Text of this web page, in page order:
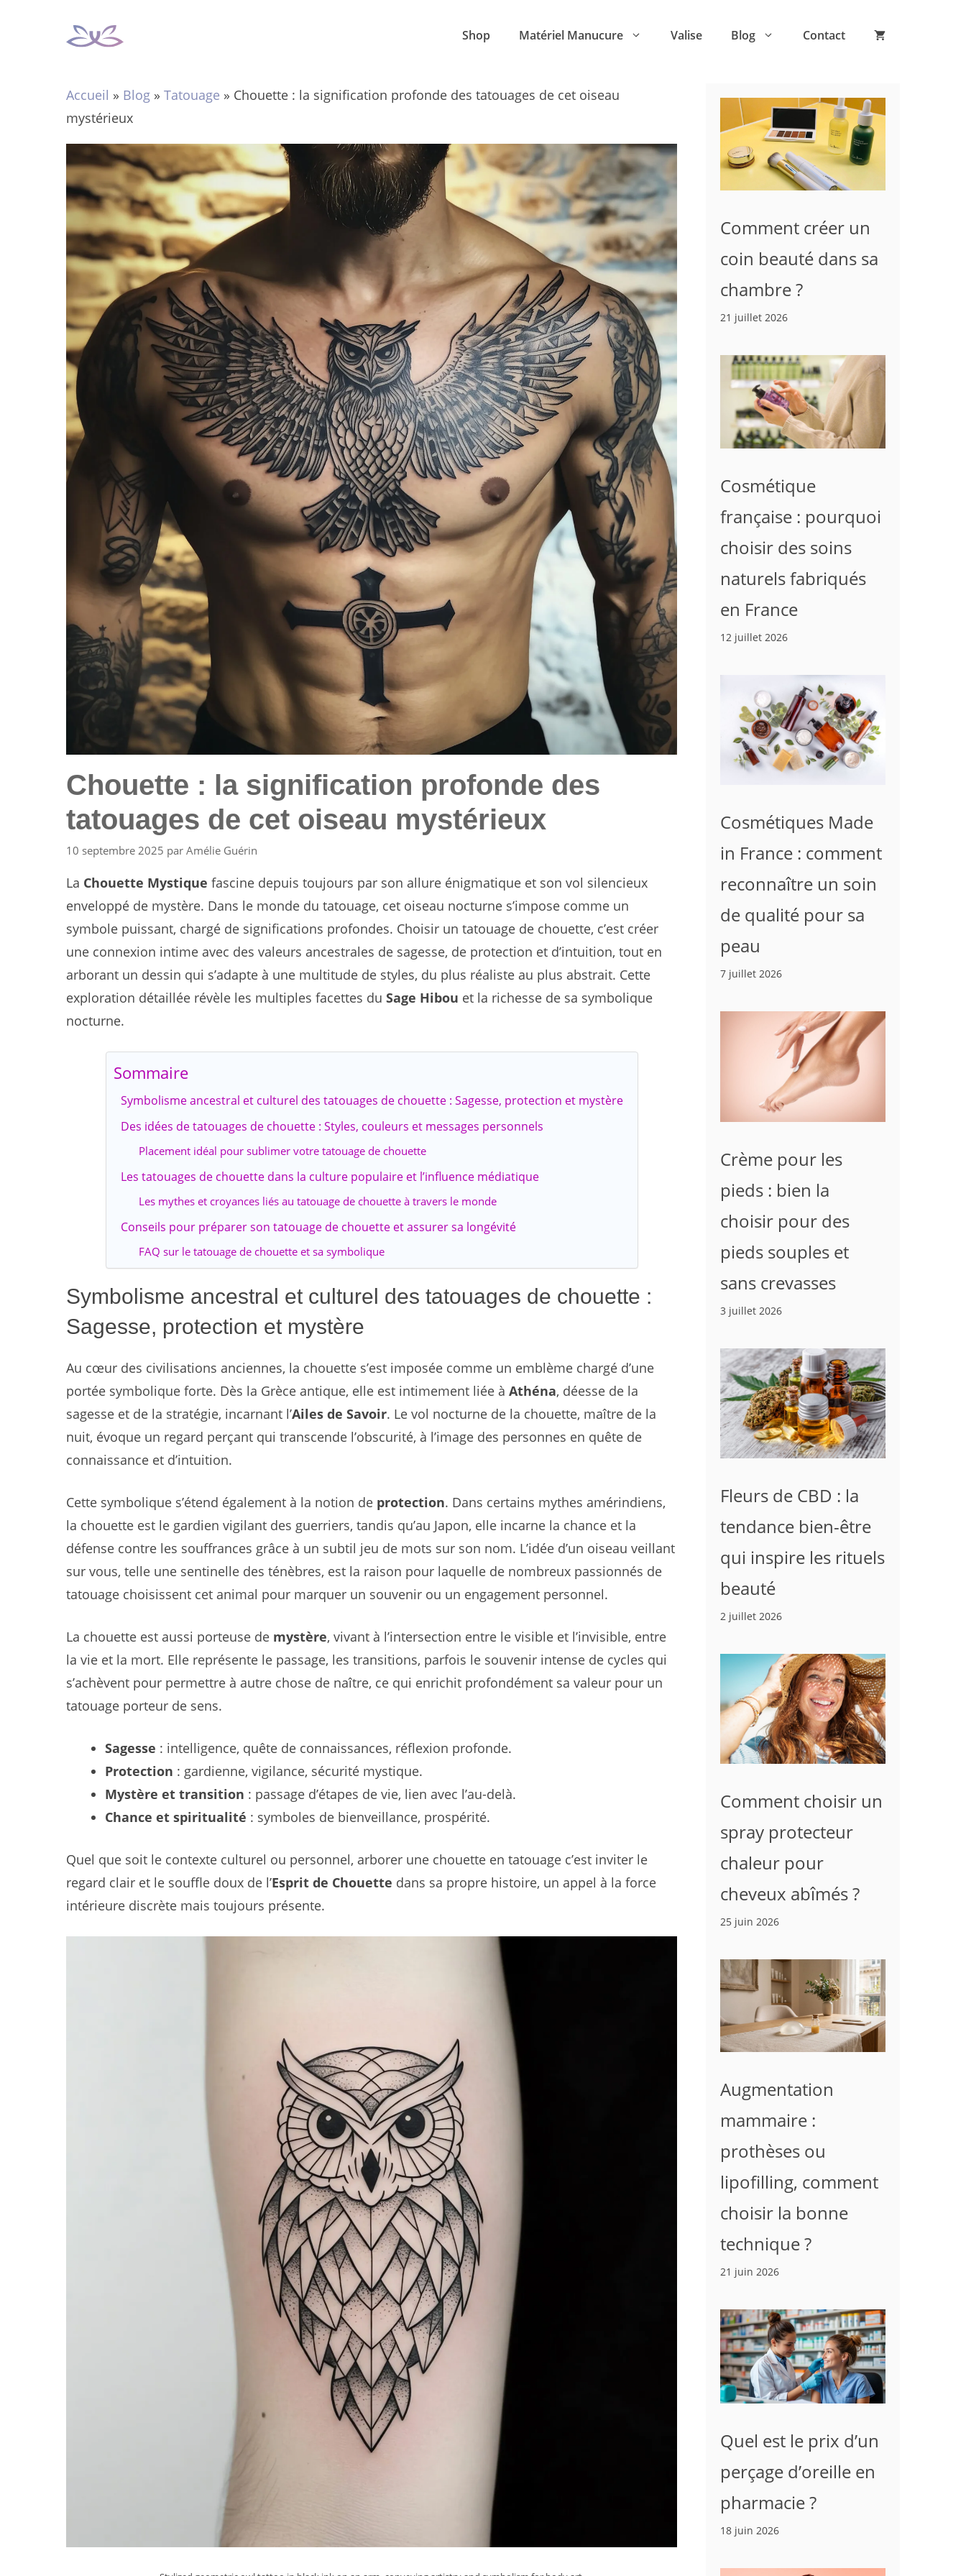
Shop Matériel Manucure Valise Blog Contact
Accueil » Blog » Tatouage » Chouette : la signification profonde des tatouages de cet oiseau
mystérieux
Chouette : la signification profonde des
tatouages de cet oiseau mystérieux
10 septembre 2025 par Amélie Guérin
La Chouette Mystique fascine depuis toujours par son allure énigmatique et son vol silencieux
enveloppé de mystère. Dans le monde du tatouage, cet oiseau nocturne s’impose comme un
symbole puissant, chargé de significations profondes. Choisir un tatouage de chouette, c’est créer
une connexion intime avec des valeurs ancestrales de sagesse, de protection et d’intuition, tout en
arborant un dessin qui s’adapte à une multitude de styles, du plus réaliste au plus abstrait. Cette
exploration détaillée révèle les multiples facettes du Sage Hibou et la richesse de sa symbolique
nocturne.
Sommaire
Symbolisme ancestral et culturel des tatouages de chouette : Sagesse, protection et mystère
Des idées de tatouages de chouette : Styles, couleurs et messages personnels
Placement idéal pour sublimer votre tatouage de chouette
Les tatouages de chouette dans la culture populaire et l’influence médiatique
Les mythes et croyances liés au tatouage de chouette à travers le monde
Conseils pour préparer son tatouage de chouette et assurer sa longévité
FAQ sur le tatouage de chouette et sa symbolique
Symbolisme ancestral et culturel des tatouages de chouette :
Sagesse, protection et mystère
Au cœur des civilisations anciennes, la chouette s’est imposée comme un emblème chargé d’une
portée symbolique forte. Dès la Grèce antique, elle est intimement liée à Athéna, déesse de la
sagesse et de la stratégie, incarnant l’Ailes de Savoir. Le vol nocturne de la chouette, maître de la
nuit, évoque un regard perçant qui transcende l’obscurité, à l’image des personnes en quête de
connaissance et d’intuition.
Cette symbolique s’étend également à la notion de protection. Dans certains mythes amérindiens,
la chouette est le gardien vigilant des guerriers, tandis qu’au Japon, elle incarne la chance et la
défense contre les souffrances grâce à un subtil jeu de mots sur son nom. L’idée d’un oiseau veillant
sur vous, telle une sentinelle des ténèbres, est la raison pour laquelle de nombreux passionnés de
tatouage choisissent cet animal pour marquer un souvenir ou un engagement personnel.
La chouette est aussi porteuse de mystère, vivant à l’intersection entre le visible et l’invisible, entre
la vie et la mort. Elle représente le passage, les transitions, parfois le souvenir intense de cycles qui
s’achèvent pour permettre à autre chose de naître, ce qui enrichit profondément sa valeur pour un
tatouage porteur de sens.
Sagesse : intelligence, quête de connaissances, réflexion profonde.
Protection : gardienne, vigilance, sécurité mystique.
Mystère et transition : passage d’étapes de vie, lien avec l’au-delà.
Chance et spiritualité : symboles de bienveillance, prospérité.
Quel que soit le contexte culturel ou personnel, arborer une chouette en tatouage c’est inviter le
regard clair et le souffle doux de l’Esprit de Chouette dans sa propre histoire, un appel à la force
intérieure discrète mais toujours présente.
Comment créer un
coin beauté dans sa
chambre ?
21 juillet 2026
Cosmétique
française : pourquoi
choisir des soins
naturels fabriqués
en France
12 juillet 2026
Cosmétiques Made
in France : comment
reconnaître un soin
de qualité pour sa
peau
7 juillet 2026
Crème pour les
pieds : bien la
choisir pour des
pieds souples et
sans crevasses
3 juillet 2026
Fleurs de CBD : la
tendance bien-être
qui inspire les rituels
beauté
2 juillet 2026
Comment choisir un
spray protecteur
chaleur pour
cheveux abîmés ?
25 juin 2026
Augmentation
mammaire :
prothèses ou
lipofilling, comment
choisir la bonne
technique ?
21 juin 2026
Quel est le prix d’un
perçage d’oreille en
pharmacie ?
18 juin 2026